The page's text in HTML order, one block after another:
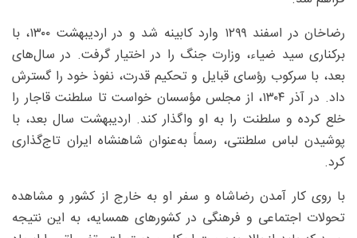
رضاخان در اسفند ۱۲۹۹ وارد کابینه شد و در اردیبهشت ۱۳۰۰، با
برکناری سید ضیاء، وزارت جنگ را در اختیار گرفت. در سال‌های
بعد، با سرکوب رؤسای قبایل و تحکیم قدرت، نفوذ خود را گسترش
داد. در آذر ۱۳۰۴، از مجلس مؤسسان خواست تا سلطنت قاجار را
خلع کرده و سلطنت را به او واگذار کند. اردیبهشت سال بعد، با
پوشیدن لباس سلطنتی، رسماً به‌عنوان شاهنشاه ایران تاج‌گذاری
کرد.
با روی کار آمدن رضاشاه و سفر او به خارج از کشور و مشاهده
تحولات اجتماعی و فرهنگی در کشورهای همسایه، به این نتیجه